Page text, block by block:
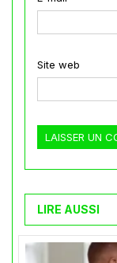
Site web
LIRE AUSSI